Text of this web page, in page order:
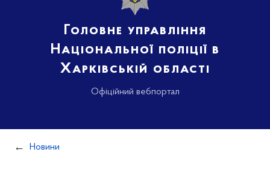
Головне управління
Національної поліції в
Харківській області
Офіційний вебпортал
Новини